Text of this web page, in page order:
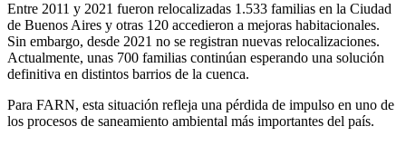
Entre 2011 y 2021 fueron relocalizadas 1.533 familias en la Ciudad
de Buenos Aires y otras 120 accedieron a mejoras habitacionales.
Sin embargo, desde 2021 no se registran nuevas relocalizaciones.
Actualmente, unas 700 familias continúan esperando una solución
definitiva en distintos barrios de la cuenca.
Para FARN, esta situación refleja una pérdida de impulso en uno de
los procesos de saneamiento ambiental más importantes del país.